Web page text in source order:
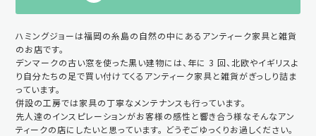
ハミングジョーは福岡の糸島の自然の中にあるアンティーク家具と雑貨
のお店です。
デンマークの古い窓を使った黒い建物には、年に 3 回、北欧やイギリスよ
り自分たちの足で買い付けてくるアンティーク家具と雑貨がぎっしり詰ま
っています。
併設の工房では家具の丁寧なメンテナンスも行っています。
先人達のインスピレーションがお客様の感性と響き合う様なそんなアン
ティークの店にしたいと思っています。 どうぞごゆっくりお過しください。